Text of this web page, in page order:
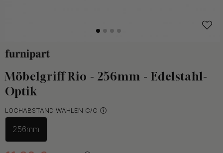
Möbelgriff Rio - 256mm - Edelstahl-
Optik
LOCHABSTAND WÄHLEN C/C
256mm